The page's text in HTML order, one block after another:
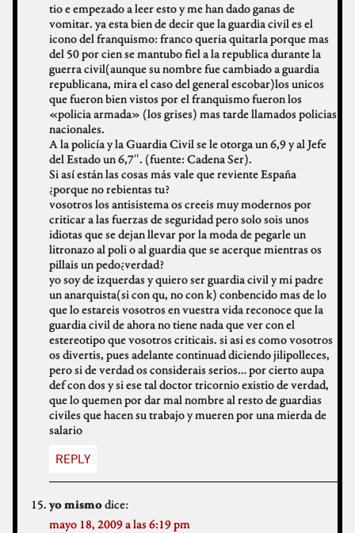
tio e empezado a leer esto y me han dado ganas de
vomitar. ya esta bien de decir que la guardia civil es el
icono del franquismo: franco queria quitarla porque mas
del 50 por cien se mantubo fiel a la republica durante la
guerra civil(aunque su nombre fue cambiado a guardia
republicana, mira el caso del general escobar)los unicos
que fueron bien vistos por el franquismo fueron los
«policia armada» (los grises) mas tarde llamados policias
nacionales.
A la policía y la Guardia Civil se le otorga un 6,9 y al Jefe
del Estado un 6,7″. (fuente: Cadena Ser).
Si así están las cosas más vale que reviente España
¿porque no rebientas tu?
vosotros los antisistema os creeis muy modernos por
criticar a las fuerzas de seguridad pero solo sois unos
idiotas que se dejan llevar por la moda de pegarle un
litronazo al poli o al guardia que se acerque mientras os
pillais un pedo¿verdad?
yo soy de izquerdas y quiero ser guardia civil y mi padre
un anarquista(si con qu, no con k) conbencido mas de lo
que lo estareis vosotros en vuestra vida reconoce que la
guardia civil de ahora no tiene nada que ver con el
estereotipo que vosotros criticais. si asi es como vosotros
os divertis, pues adelante continuad diciendo jilipolleces,
pero si de verdad os considerais serios… por cierto aupa
def con dos y si ese tal doctor tricornio existio de verdad,
que lo quemen por dar mal nombre al resto de guardias
civiles que hacen su trabajo y mueren por una mierda de
salario
REPLY
yo mismodice:
mayo 18, 2009 a las 6:19 pm